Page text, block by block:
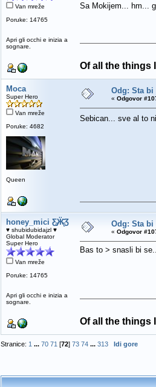
Van mreže
Poruke: 14765
Apri gli occhi e inizia a
sognare.
Sa Mokijem... hm...
Of all the things
Moca
Super Hero
Van mreže
Poruke: 4682
Queen
Odg: Sta
« Odgovor
Sebican... sve al to
honey_mici Ƹ̵̡Ӝ̵̨̄Ʒ
♥ shubidubidajzl ♥
Global Moderator
Super Hero
Van mreže
Poruke: 14765
Apri gli occhi e inizia a
sognare.
Odg: Sta
« Odgovor
Bas to > snasli bi
Of all the things
Stranice: 1 ... 70 71 [72] 73 74 ... 313 Idi gore